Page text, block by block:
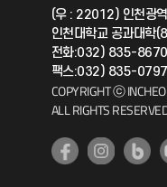
공자아카데미
기초교육원
(우 : 22012) 인천광
인천대학교 공과대학
전화:032) 835-8670
팩스:032) 835-0797
COPYRIGHT ⓒ
ALL RIGHTS